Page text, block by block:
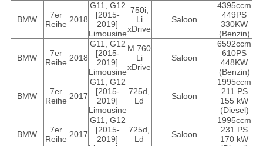
BMW
7er
Reihe 2018
G11, G12
[2015-
2019]
Limousine
750i,
Li
xDrive
Saloon
4395ccm
449PS
330KW
(Benzin)
BMW
7er
Reihe 2018
G11, G12
[2015-
2019]
Limousine
M 760
Li
xDrive
Saloon
6592ccm
610PS
448KW
(Benzin)
BMW
7er
Reihe 2017
G11, G12
[2015-
2019]
Limousine
725d,
Ld
Saloon
1995ccm
211 PS
155 kW
(Diesel)
BMW
7er
Reihe 2017
G11, G12
[2015-
2019]
725d,
Ld
Saloon
1995ccm
231 PS
170 kW